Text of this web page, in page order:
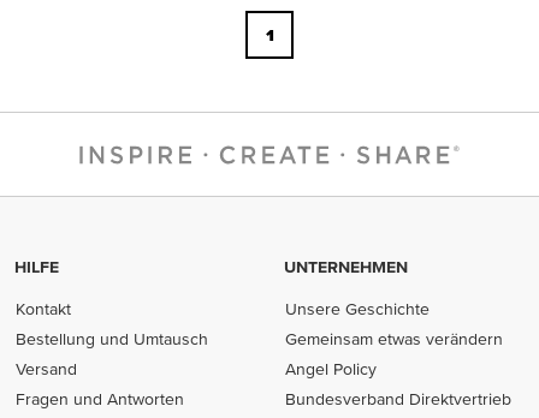
1
HILFE
Kontakt
Bestellung und Umtausch
Versand
Fragen und Antworten
UNTERNEHMEN
Unsere Geschichte
Gemeinsam etwas verändern
Angel Policy
Bundesverband Direktvertrieb